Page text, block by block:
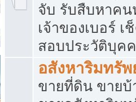
จับ รับสืบหาคน
เจ้าของเบอร์
สอบประวัติบุค
อสังหาริมทรัพ
ขายที่ดิน ขายบ้